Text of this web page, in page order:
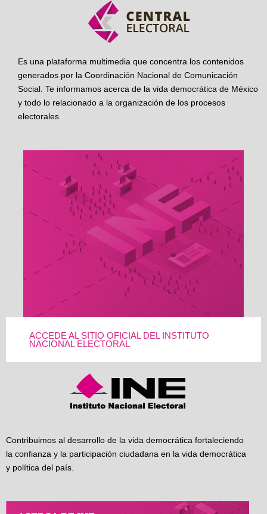
Es una plataforma multimedia que concentra los contenidos
generados por la Coordinación Nacional de Comunicación
Social. Te informamos acerca de la vida democrática de México
y todo lo relacionado a la organización de los procesos
electorales
ACCEDE AL SITIO OFICIAL DEL INSTITUTO
NACIONAL ELECTORAL
Contribuimos al desarrollo de la vida democrática fortaleciendo
la confianza y la participación ciudadana en la vida democrática
y política del país.